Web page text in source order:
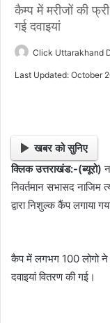
कैम्प में मरीजों की
गई दवाइयां
Click Uttarakhand
Last Updated: October
खबर को सुनिए
क्लिक उत्तराखंड:-(ब्यूरो)
निवर्तमान सभासद नाजिम
द्वारा निशुल्क कैंप लगाया
कैप में लगभग 100 लोगो ने
दवाइयां वितरण की गई।